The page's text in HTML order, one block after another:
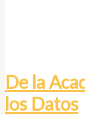
De la
los Datos